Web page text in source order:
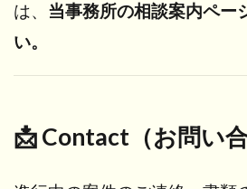
は、 当事務所の相談案内ペー
い。
📩 Contact（お問い